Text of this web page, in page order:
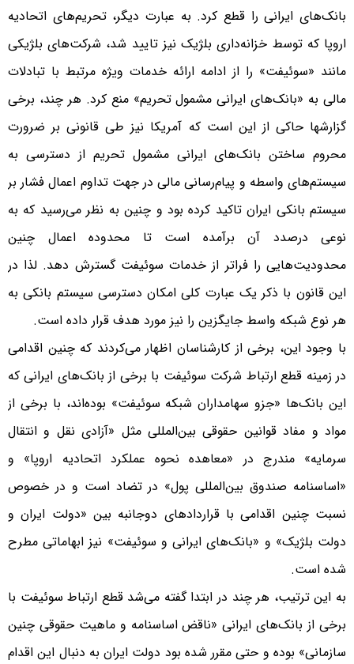
بانک‌های ایرانی را قطع کرد. به عبارت دیگر، تحریم‌های اتحادیه
اروپا که توسط خزانه‌داری بلژیک نیز تایید شد، شرکت‌های بلژیکی
مانند «سوئیفت» را از ادامه ارائه خدمات ویژه مرتبط با تبادلات
مالی به «بانک‌های ایرانی مشمول تحریم» منع کرد. هر چند، برخی
گزارش‎ها حاکی از این است که آمریکا نیز طی قانونی بر ضرورت
محروم ساختن بانک‌های ایرانی مشمول تحریم از دسترسی به
سیستم‌های واسطه و پیام‌رسانی مالی در جهت تداوم اعمال فشار بر
سیستم بانکی ایران تاکید کرده بود و چنین به نظر می‌رسید که به
نوعی درصدد آن برآمده است تا محدوده اعمال چنین
محدودیت‌هایی را فراتر از خدمات سوئیفت گسترش دهد. لذا در
این قانون با ذکر یک عبارت کلی امکان دسترسی سیستم بانکی به
هر نوع شبکه واسط جایگزین را نیز مورد هدف قرار داده است.
با وجود این، برخی از کارشناسان اظهار می‌کردند که چنین اقدامی
در زمینه قطع ارتباط شرکت سوئیفت با برخی از بانک‌های ایرانی که
این بانک‌ها «جزو سهامداران شبکه سوئیفت» بوده‌اند، با برخی از
مواد و مفاد قوانین حقوقی بین‌المللی مثل «آزادی نقل و انتقال
سرمایه» مندرج در «معاهده نحوه عملکرد اتحادیه اروپا» و
«اساسنامه صندوق بین‌المللی پول» در تضاد است و در خصوص
نسبت چنین اقدامی با قراردادهای دوجانبه بین «دولت ایران و
دولت بلژیک» و «بانک‌های ایرانی و سوئیفت» نیز ابهاماتی مطرح
شده ‌است.
به این ترتیب، هر چند در ابتدا گفته می‌شد قطع ارتباط سوئیفت با
برخی از بانک‌های ایرانی «ناقض اساسنامه و ماهیت حقوقی چنین
سازمانی» بوده و حتی مقرر شده بود دولت ایران به دنبال این اقدام